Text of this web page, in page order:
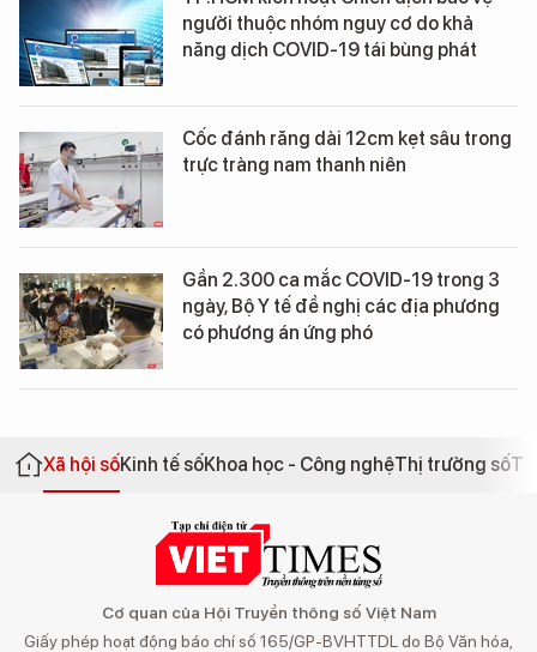
người thuộc nhóm nguy cơ do khả
năng dịch COVID-19 tái bùng phát
Cốc đánh răng dài 12cm kẹt sâu trong
trực tràng nam thanh niên
Gần 2.300 ca mắc COVID-19 trong 3
ngày, Bộ Y tế đề nghị các địa phương
có phương án ứng phó
Xã hội sốKinh tế sốKhoa học - Công nghệThị trường số
Cơ quan của Hội Truyền thông số Việt Nam
Giấy phép hoạt động báo chí số 165/GP-BVHTTDL do Bộ Văn hóa,